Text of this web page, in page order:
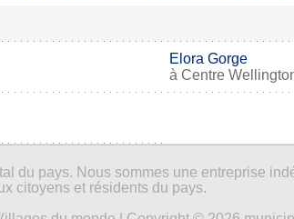
Elora Gorge
à Centre
du pays. Nous sommes une entreprise
citoyens et résidents du pays.